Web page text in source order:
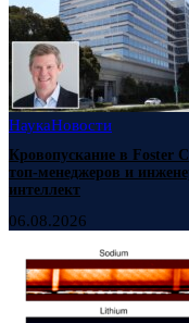
НаукаНовости
Кровопускание в Foster
топ-менеджеров и
интеллект
06.08.2026